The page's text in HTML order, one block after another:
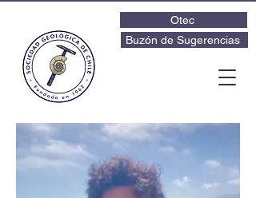
Otec
Buzón de Sugerencias